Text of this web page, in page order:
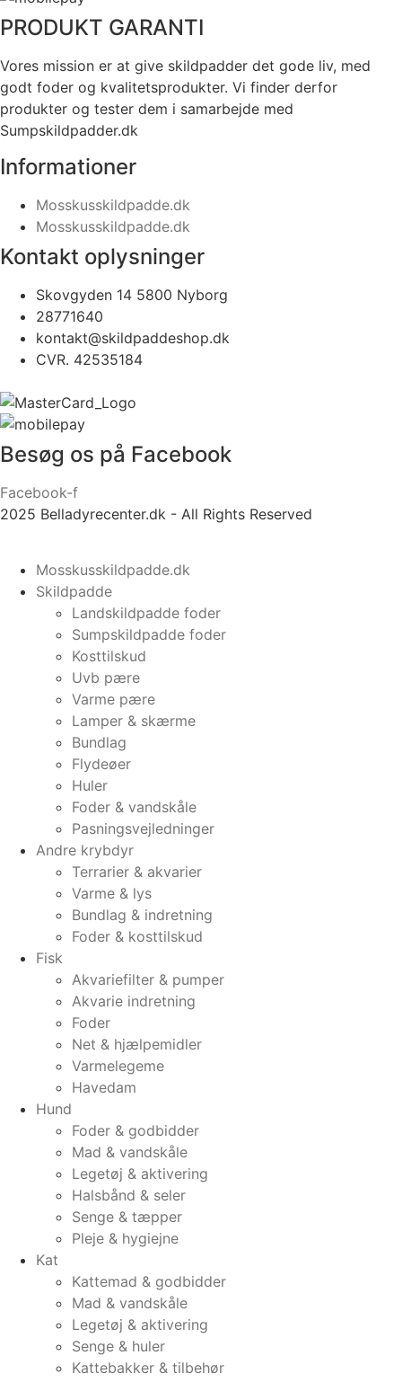
PRODUKT GARANTI
Vores mission er at give skildpadder det gode liv, med
godt foder og kvalitetsprodukter. Vi finder derfor
produkter og tester dem i samarbejde med
Sumpskildpadder.dk
Informationer
Mosskusskildpadde.dk
Mosskusskildpadde.dk
Kontakt oplysninger
Skovgyden 14 5800 Nyborg
28771640
kontakt@skildpaddeshop.dk
CVR. 42535184
Besøg os på Facebook
Facebook-f
2025 Belladyrecenter.dk - All Rights Reserved
Mosskusskildpadde.dk
Skildpadde
Landskildpadde foder
Sumpskildpadde foder
Kosttilskud
Uvb pære
Varme pære
Lamper & skærme
Bundlag
Flydeøer
Huler
Foder & vandskåle
Pasningsvejledninger
Andre krybdyr
Terrarier & akvarier
Varme & lys
Bundlag & indretning
Foder & kosttilskud
Fisk
Akvariefilter & pumper
Akvarie indretning
Foder
Net & hjælpemidler
Varmelegeme
Havedam
Hund
Foder & godbidder
Mad & vandskåle
Legetøj & aktivering
Halsbånd & seler
Senge & tæpper
Pleje & hygiejne
Kat
Kattemad & godbidder
Mad & vandskåle
Legetøj & aktivering
Senge & huler
Kattebakker & tilbehør